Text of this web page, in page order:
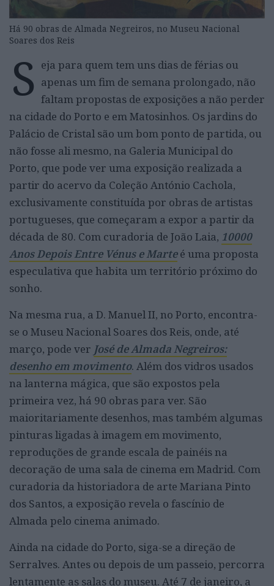
Há 90 obras de Almada Negreiros, no Museu Nacional
Soares dos Reis
S eja para quem tem uns dias de férias ou
apenas um fim de semana prolongado, não
faltam propostas de exposições a não perder
na cidade do Porto e em Matosinhos. Os jardins do
Palácio de Cristal são um bom ponto de partida, ou
não fosse ali mesmo, na Galeria Municipal do
Porto, que pode ver uma exposição realizada a
partir do acervo da Coleção António Cachola,
exclusivamente constituída por obras de artistas
portugueses, que começaram a expor a partir da
década de 80. Com curadoria de João Laia, 10000
Anos Depois Entre Vénus e Marteé uma proposta
especulativa que habita um território próximo do
sonho.
Na mesma rua, a D. Manuel II, no Porto, encontra-
se o Museu Nacional Soares dos Reis, onde, até
março, pode ver José de Almada Negreiros:
desenho em movimento. Além dos vidros usados
na lanterna mágica, que são expostos pela
primeira vez, há 90 obras para ver. São
maioritariamente desenhos, mas também algumas
pinturas ligadas à imagem em movimento,
reproduções de grande escala de painéis na
decoração de uma sala de cinema em Madrid. Com
curadoria da historiadora de arte Mariana Pinto
dos Santos, a exposição revela o fascínio de
Almada pelo cinema animado.
Ainda na cidade do Porto, siga-se a direção de
Serralves. Antes ou depois de um passeio, percorra
lentamente as salas do museu. Até 7 de janeiro, a